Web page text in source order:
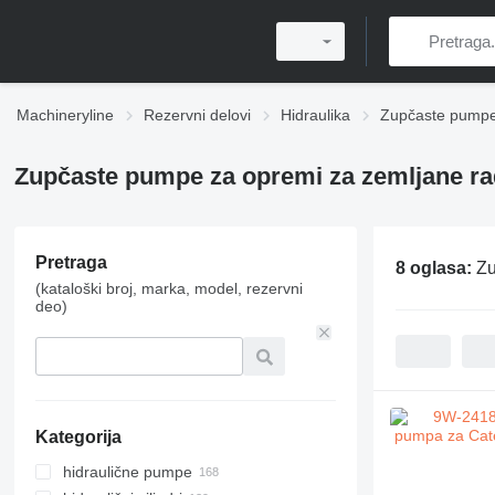
Machineryline Rezervni delovi Hidraulika Zupčaste
Zupčaste pumpe za opremi za zemljane
Pretraga
(kataloški broj, marka, model, rezervni
deo)
Kategorija
hidraulične pumpe
8 oglasa: